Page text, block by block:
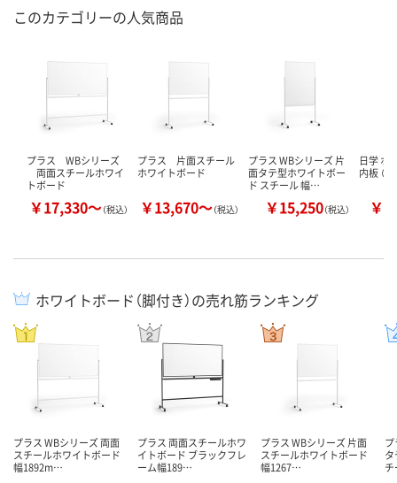
このカテゴリーの人気商品
プラス WBシリーズ
両面スチールホワイ
トボード
￥17,330～（税込）
プラス 片面スチール
ホワイトボード
￥13,670～（税込）
プラス WBシリーズ 片
面タテ型ホワイトボー
ド スチール 幅…
￥15,250（税込）
日学 ホ
内板 （
￥
ホワイトボード（脚付き）の売れ筋ランキング
プラス WBシリーズ 両面
スチールホワイトボード
幅1892m…
プラス 両面スチールホワ
イトボード ブラックフレ
ーム幅189…
プラス WBシリーズ 片面
スチールホワイトボード
幅1267…